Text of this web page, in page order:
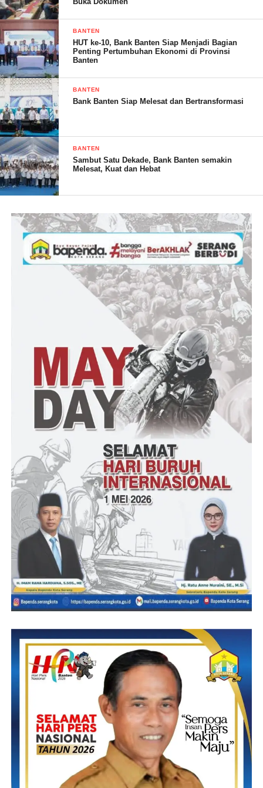
SOLA. (RG)
Post Views: 19
BANTEN
HUT ke-10, Bank Banten Siap Menjadi Bagian
Penting Pertumbuhan Ekonomi di Provinsi
Banten
BANTEN
Bank Banten Siap Melesat dan Bertransformasi
BANTEN
Sambut Satu Dekade, Bank Banten semakin
Melesat, Kuat dan Hebat